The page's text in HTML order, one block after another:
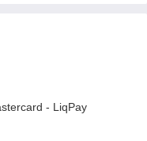
- LiqPay